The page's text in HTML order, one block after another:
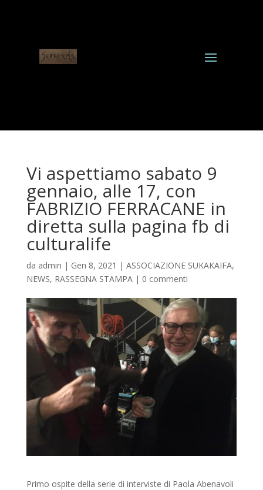
Vi aspettiamo sabato 9
gennaio, alle 17, con
FABRIZIO FERRACANE in
diretta sulla pagina fb di
culturalife
da admin | Gen 8, 2021 | ASSOCIAZIONE SUKAKAIFA,
NEWS, RASSEGNA STAMPA| 0 commenti
Primo ospite della serie di interviste di Paola Abenavoli